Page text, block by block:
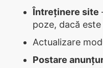
Întreținere site
poze, dacă este
Actualizare
Postare